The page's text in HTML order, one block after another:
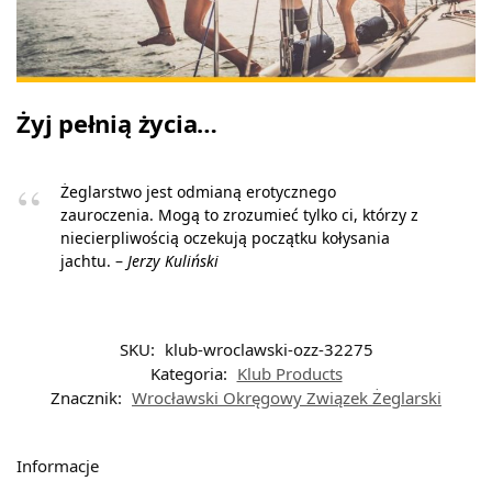
Żyj pełnią życia…
Żeglarstwo jest odmianą erotycznego
zauroczenia. Mogą to zrozumieć tylko ci, którzy z
niecierpliwością oczekują początku kołysania
jachtu. – Jerzy Kuliński
SKU: klub-wroclawski-ozz-32275
Kategoria: Klub Products
Znacznik: Wrocławski Okręgowy Związek Żeglarski
Informacje